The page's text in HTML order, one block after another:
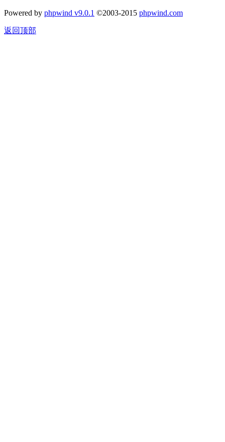
Powered by phpwind v9.0.1 ©2003-2015 phpwind.com
返回顶部